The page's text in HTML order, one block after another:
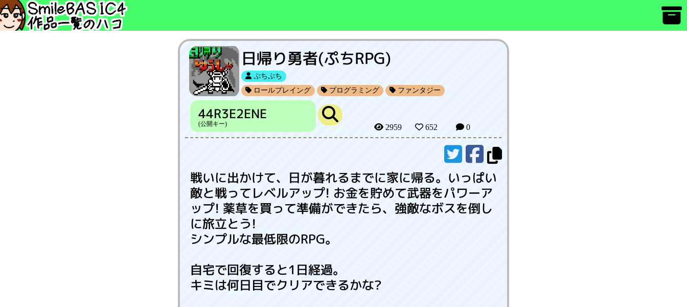
日帰り勇者(ぷちRPG)
ぷちぷち
ロールプレイング
プログラミング ファンタジー
44R3E2ENE
(公開キー) 2959 652 0
戦いに出かけて、日が暮れるまでに家に帰る。いっぱい
敵と戦ってレベルアップ! お金を貯めて武器をパワーア
ップ! 薬草を買って準備ができたら、強敵なボスを倒し
に旅立とう!
シンプルな最低限のRPG。
自宅で回復すると1日経過。
キミは何日目でクリアできるかな?